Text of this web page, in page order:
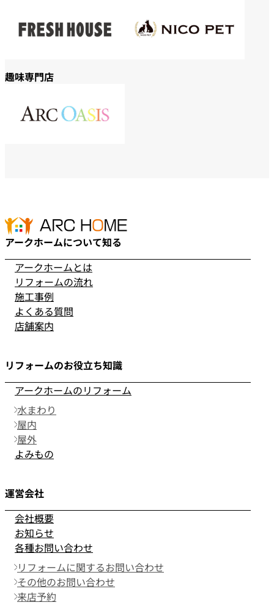
趣味専門店
アークホームについて知る
アークホームとは
リフォームの流れ
施工事例
よくある質問
店舗案内
リフォームのお役立ち知識
アークホームのリフォーム
水まわり
屋内
屋外
よみもの
運営会社
会社概要
お知らせ
各種お問い合わせ
リフォームに関するお問い合わせ
その他のお問い合わせ
来店予約